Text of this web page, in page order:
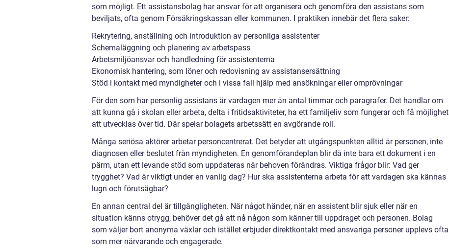
som möjligt. Ett assistansbolag har ansvar för att organisera och genomföra den assistans som
beviljats, ofta genom Försäkringskassan eller kommunen. I praktiken innebär det flera saker:
Rekrytering, anställning och introduktion av personliga assistenter
Schemaläggning och planering av arbetspass
Arbetsmiljöansvar och handledning för assistenterna
Ekonomisk hantering, som löner och redovisning av assistansersättning
Stöd i kontakt med myndigheter och i vissa fall hjälp med ansökningar eller omprövningar
För den som har personlig assistans är vardagen mer än antal timmar och paragrafer. Det handlar om
att kunna gå i skolan eller arbeta, delta i fritidsaktiviteter, ha ett familjeliv som fungerar och få möjlighet
att utvecklas över tid. Där spelar bolagets arbetssätt en avgörande roll.
Många seriösa aktörer arbetar personcentrerat. Det betyder att utgångspunkten alltid är personen, inte
diagnosen eller beslutet från myndigheten. En genomförandeplan blir då inte bara ett dokument i en
pärm, utan ett levande stöd som uppdateras när behoven förändras. Viktiga frågor blir: Vad ger
trygghet? Vad är viktigt under en vanlig dag? Hur ska assistenterna arbeta för att vardagen ska kännas
lugn och förutsägbar?
En annan central del är tillgängligheten. När något händer, när en assistent blir sjuk eller när en
situation känns otrygg, behöver det gå att nå någon som känner till uppdraget och personen. Bolag
som väljer bort anonyma växlar och istället erbjuder direktkontakt med ansvariga personer upplevs ofta
som mer närvarande och engagerade.